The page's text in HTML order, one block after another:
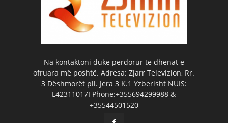
Na kontaktoni duke përdorur të dhënat e
ofruara më poshtë. Adresa: Zjarr Televizion, Rr.
3 Dëshmorët pll. Jera 3 K.1 Yzberisht NUIS:
L42311017I Phone:+355694299988 &
+35544501520